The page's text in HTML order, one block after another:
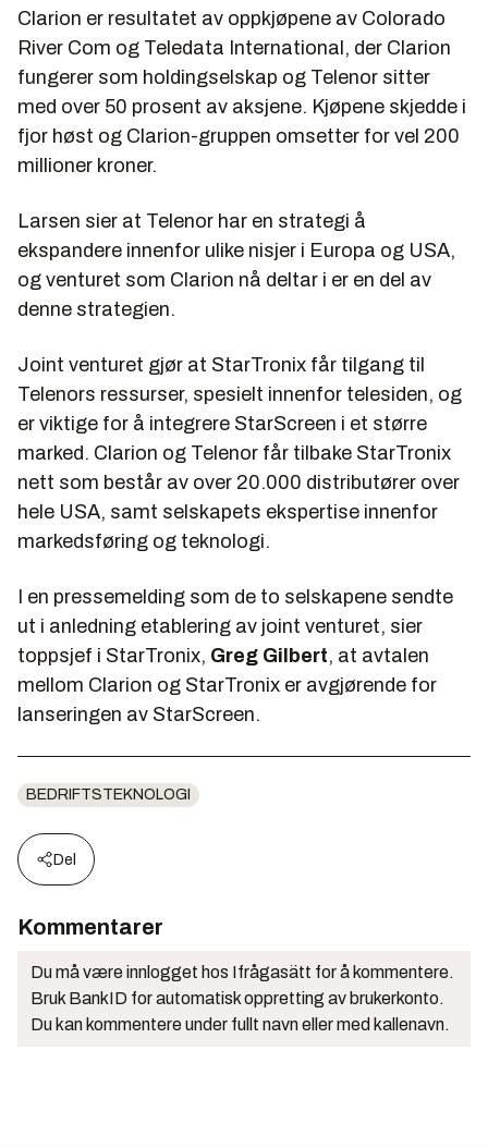
Clarion er resultatet av oppkjøpene av Colorado
River Com og Teledata International, der Clarion
fungerer som holdingselskap og Telenor sitter
med over 50 prosent av aksjene. Kjøpene skjedde i
fjor høst og Clarion-gruppen omsetter for vel 200
millioner kroner.
Larsen sier at Telenor har en strategi å
ekspandere innenfor ulike nisjer i Europa og USA,
og venturet som Clarion nå deltar i er en del av
denne strategien.
Joint venturet gjør at StarTronix får tilgang til
Telenors ressurser, spesielt innenfor telesiden, og
er viktige for å integrere StarScreen i et større
marked. Clarion og Telenor får tilbake StarTronix
nett som består av over 20.000 distributører over
hele USA, samt selskapets ekspertise innenfor
markedsføring og teknologi.
I en pressemelding som de to selskapene sendte
ut i anledning etablering av joint venturet, sier
toppsjef i StarTronix, Greg Gilbert, at avtalen
mellom Clarion og StarTronix er avgjørende for
lanseringen av StarScreen.
BEDRIFTSTEKNOLOGI
Del
Kommentarer
Du må være innlogget hos Ifrågasätt for å kommentere.
Bruk BankID for automatisk oppretting av brukerkonto.
Du kan kommentere under fullt navn eller med kallenavn.